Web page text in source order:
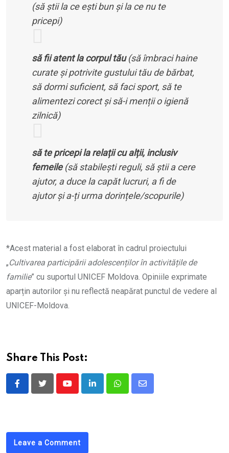
(să știi la ce ești bun și la ce nu te
pricepi)
să fii atent la corpul tău(să îmbraci haine
curate și potrivite gustului tău de bărbat,
să dormi suficient, să faci sport, să te
alimentezi corect și să-i menții o igienă
zilnică)
să te pricepi la relații cu alții, inclusiv
femeile(să stabilești reguli, să știi a cere
ajutor, a duce la capăt lucruri, a fi de
ajutor și a-ți urma dorințele/scopurile)
*Acest material a fost elaborat în cadrul proiectului
„Cultivarea participării adolescenților în activitățile de
familie” cu suportul UNICEF Moldova. Opiniile exprimate
aparțin autorilor și nu reflectă neapărat punctul de vedere al
UNICEF-Moldova.
Share This Post:
YoutubeLinkedInWhatsappShare
Leave a Comment